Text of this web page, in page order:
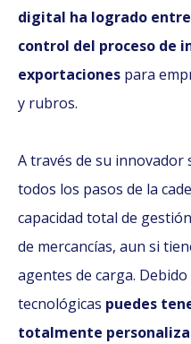
digital ha logrado
control del proceso de
exportaciones para
y rubros.
A través de su
todos los pasos de la
capacidad total de
de mercancías, aun si
agentes de carga.
tecnológicas puedes
totalmente